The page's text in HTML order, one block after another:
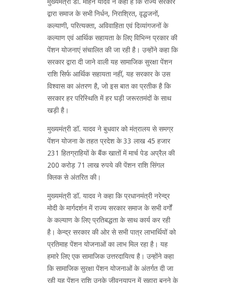
द्वारा समाज के सभी निर्धन, निराश्रित, वृद्धजनों,
कल्याणी, परित्यक्ता, अविवाहिता एवं दिव्यांगजनों के
कल्याण एवं आर्थिक सहायता के लिए विभिन्न प्रकार की
पेंशन योजनाएं संचालित की जा रही है। उन्होंने कहा कि
सरकार द्वारा दी जाने वाली यह सामाजिक सुरक्षा पेंशन
राशि सिर्फ आर्थिक सहायता नहीं, यह सरकार के उस
विश्वास का अंतरण है, जो इस बात का प्रतीक है कि
सरकार हर परिस्थिति में हर घड़ी जरूरतमंदों के साथ
खड़ी है।
मुख्यमंत्री डॉ. यादव ने बुधवार को मंत्रालय से समग्र
पेंशन योजना के तहत प्रदेश के 33 लाख 45 हजार
231 हितग्राहियों के बैंक खातों में मार्च पेड अप्रैल की
200 करोड़ 71 लाख रुपये की पेंशन राशि सिंगल
क्लिक से अंतरित की।
मुख्यमंत्री डॉ. यादव ने कहा कि प्रधानमंत्री नरेन्द्र
मोदी के मार्गदर्शन में राज्य सरकार समाज के सभी वर्गों
के कल्याण के लिए प्रतिबद्धता के साथ कार्य कर रही
है। केन्द्र सरकार की ओर से सभी पात्र लाभार्थियों को
प्रतिमाह पेंशन योजनाओं का लाभ मिल रहा है। यह
हमारे लिए एक सामाजिक उत्तरदायित्व है। उन्होंने कहा
कि सामाजिक सुरक्षा पेंशन योजनाओं के अंतर्गत दी जा
रही यह पेंशन राशि उनके जीवनयापन में सहारा बनने के